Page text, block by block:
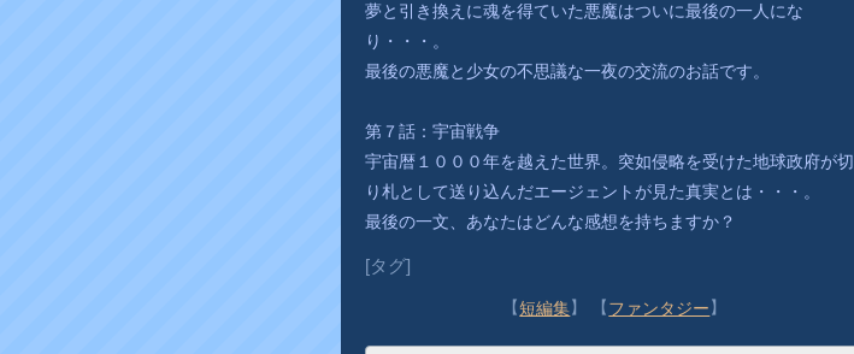
夢と引き換えに魂を得ていた悪魔はついに最後の一人にな
り・・・。
最後の悪魔と少女の不思議な一夜の交流のお話です。
第７話：宇宙戦争
宇宙暦１０００年を越えた世界。突如侵略を受けた地球政府が切
り札として送り込んだエージェントが見た真実とは・・・。
最後の一文、あなたはどんな感想を持ちますか？
[タグ]
【短編集】 【ファンタジー】